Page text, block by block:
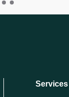
Services